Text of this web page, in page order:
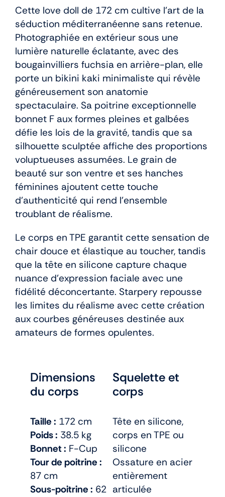
Cette love doll de 172 cm cultive l’art de la
séduction méditerranéenne sans retenue.
Photographiée en extérieur sous une
lumière naturelle éclatante, avec des
bougainvilliers fuchsia en arrière-plan, elle
porte un bikini kaki minimaliste qui révèle
généreusement son anatomie
spectaculaire. Sa poitrine exceptionnelle
bonnet F aux formes pleines et galbées
défie les lois de la gravité, tandis que sa
silhouette sculptée affiche des proportions
voluptueuses assumées. Le grain de
beauté sur son ventre et ses hanches
féminines ajoutent cette touche
d’authenticité qui rend l’ensemble
troublant de réalisme.
Le corps en TPE garantit cette sensation de
chair douce et élastique au toucher, tandis
que la tête en silicone capture chaque
nuance d’expression faciale avec une
fidélité déconcertante. Starpery repousse
les limites du réalisme avec cette création
aux courbes généreuses destinée aux
amateurs de formes opulentes.
Dimensions
du corps
Taille : 172 cm
Poids : 38.5 kg
Bonnet : F-Cup
Tour de poitrine :
87 cm
Sous-poitrine : 62
Squelette et
corps
Tête en silicone,
corps en TPE ou
silicone
Ossature en acier
entièrement
articulée